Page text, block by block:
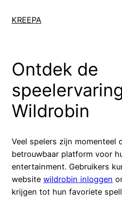
KREEPA
Ontdek de
Wildrobin
Veel spelers zijn momenteel
betrouwbaar platform voor
entertainment. Gebruikers
website wildrobin inloggen
krijgen tot hun favoriete